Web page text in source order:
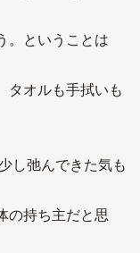
。ということは
オルも手拭いも
し弛んできた気も
の持ち主だと思